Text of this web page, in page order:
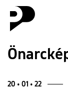
20 • 01 • 22